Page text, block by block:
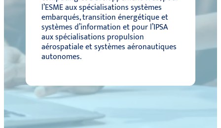
l’ESME aux spécialisations systèmes
embarqués, transition énergétique et
systèmes d’information et pour l’IPSA
aux spécialisations propulsion
aérospatiale et systèmes aéronautiques
autonomes.